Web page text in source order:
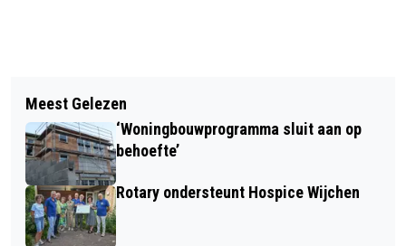
ORGANISATIES KRIJGEN CHEQUE VAN
RABOBANK
RONDLEIDING OVER GEZONDHEID EN
HYGIËNE
Meest Gelezen
‘Woningbouwprogramma sluit aan op
behoefte’
Rotary ondersteunt Hospice Wijchen